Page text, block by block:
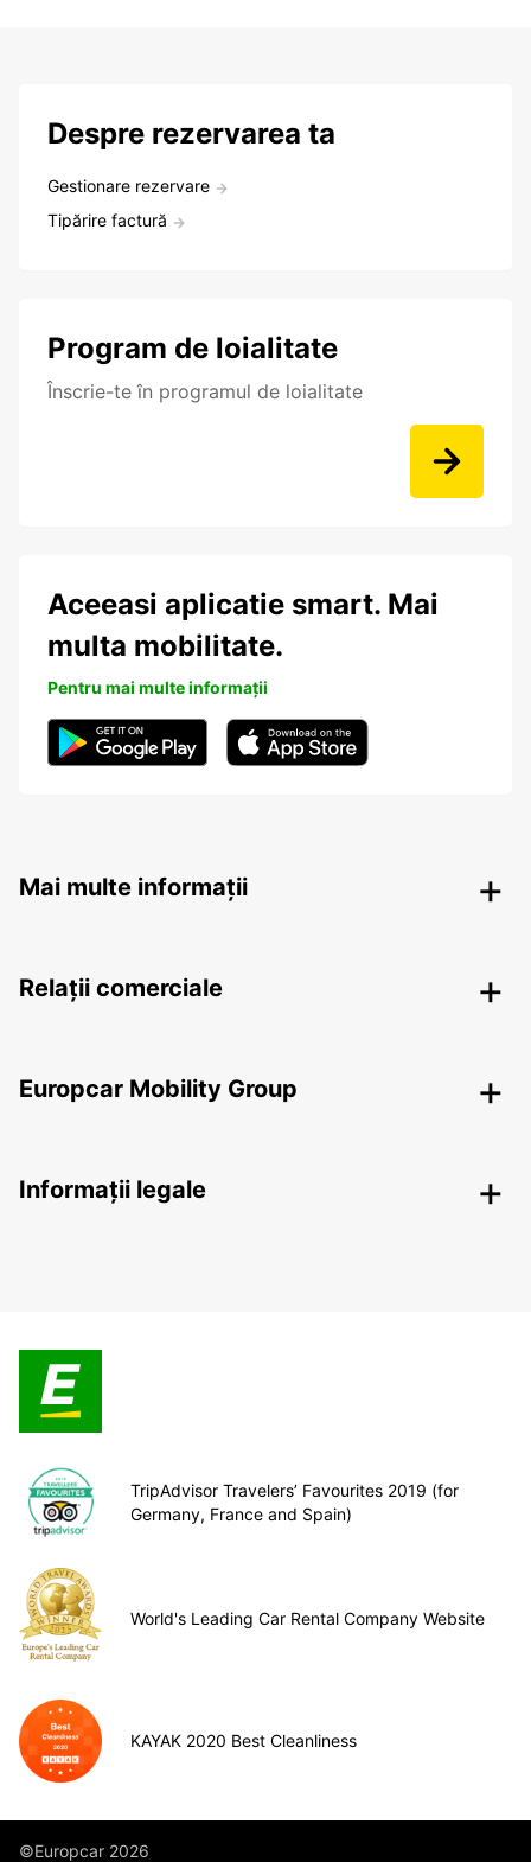
Despre rezervarea ta
Gestionare rezervare
Tipărire factură
Program de loialitate
Înscrie-te în programul de loialitate
Aceeasi aplicatie smart. Mai
multa mobilitate.
Pentru mai multe informații
Mai multe informații
Relații comerciale
Europcar Mobility Group
Informații legale
TripAdvisor Travelers’ Favourites 2019 (for
Germany, France and Spain)
World's Leading Car Rental Company Website
KAYAK 2020 Best Cleanliness
©Europcar 2026